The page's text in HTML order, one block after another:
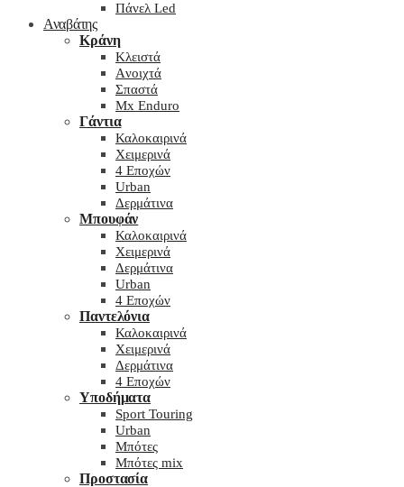
Πάνελ Led
Αναβάτης
Κράνη
Kλειστά
Aνοιχτά
Σπαστά
Mx Enduro
Γάντια
Καλοκαιρινά
Χειμερινά
4 Εποχών
Urban
Δερμάτινα
Μπουφάν
Καλοκαιρινά
Χειμερινά
Δερμάτινα
Urban
4 Εποχών
Παντελόνια
Καλοκαιρινά
Χειμερινά
Δερμάτινα
4 Εποχών
Υποδήματα
Sport Touring
Urban
Μπότες
Μπότες mix
Προστασία